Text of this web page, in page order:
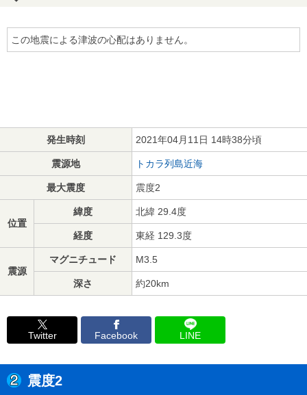
この地震による津波の心配はありません。
発生時刻 2021年04月11日 14時38分頃
震源地 トカラ列島近海
最大震度 震度2
位置
緯度 北緯 29.4度
経度 東経 129.3度
震源
マグニチュード M3.5
深さ 約20km
Twitter Facebook LINE
震度2